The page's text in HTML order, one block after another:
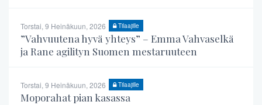
Torstai, 9 Heinäkuun, 2026 Tilaajille
”Vahvuutena hyvä yhteys” – Emma Vahvaselkä
ja Rane agilityn Suomen mestaruuteen
Torstai, 9 Heinäkuun, 2026 Tilaajille
Moporahat pian kasassa